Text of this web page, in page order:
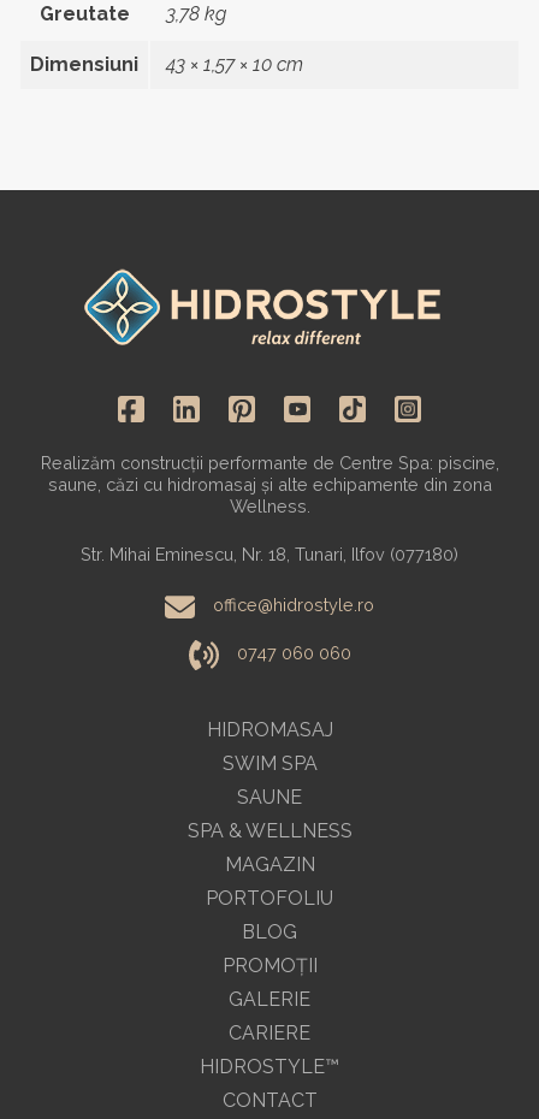
Greutate 3,78 kg
Dimensiuni 43 × 1,57 × 10 cm
HIDROMASAJ
SWIM SPA
SAUNE
SPA & WELLNESS
MAGAZIN
Realizăm construcții performante de Centre Spa: piscine,
saune, căzi cu hidromasaj și alte echipamente din zona
Wellness.
Str. Mihai Eminescu, Nr. 18, Tunari, Ilfov (077180)
office@hidrostyle.ro
0747 060 060
PORTOFOLIU
BLOG
PROMOŢII
GALERIE
CARIERE
HIDROSTYLE™
CONTACT